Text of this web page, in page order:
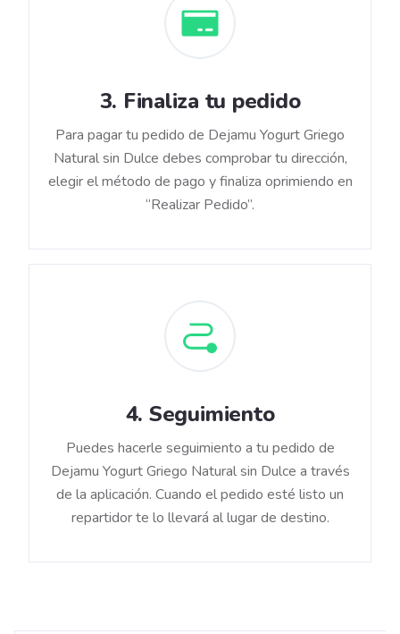
3. Finaliza tu pedido
Para pagar tu pedido de Dejamu Yogurt Griego
Natural sin Dulce debes comprobar tu dirección,
elegir el método de pago y finaliza oprimiendo en
“Realizar Pedido”.
4. Seguimiento
Puedes hacerle seguimiento a tu pedido de
Dejamu Yogurt Griego Natural sin Dulce a través
de la aplicación. Cuando el pedido esté listo un
repartidor te lo llevará al lugar de destino.